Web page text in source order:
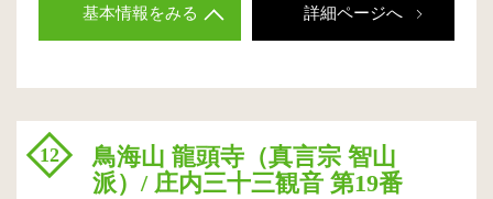
基本情報をみる 詳細ページへ
12
鳥海山 龍頭寺（真言宗 智山
派）/ 庄内三十三観音 第19番